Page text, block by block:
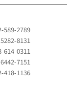
589-2789
8131
614-0311
7151
418-1136